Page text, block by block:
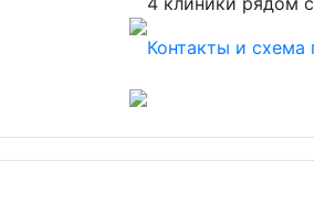
Контакты и схема